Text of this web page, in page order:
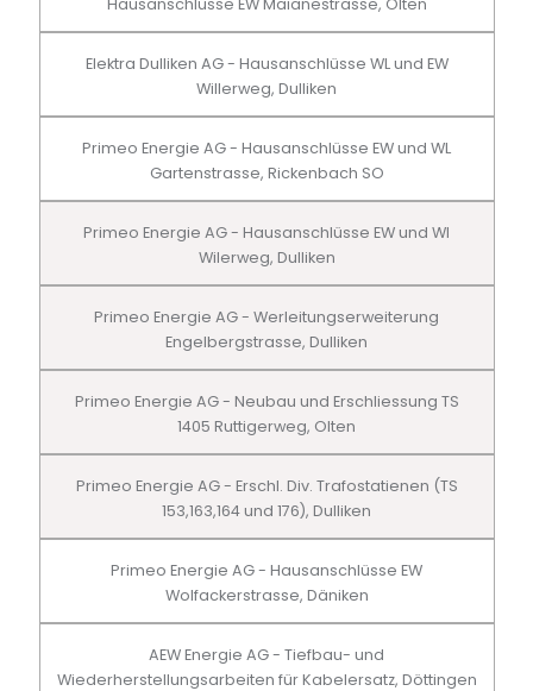
Elektra Dulliken AG - Hausanschlüsse WL und EW
Willerweg, Dulliken
Primeo Energie AG - Hausanschlüsse EW und WL
Gartenstrasse, Rickenbach SO
Primeo Energie AG - Hausanschlüsse EW und Wl
Wilerweg, Dulliken
Primeo Energie AG - Werleitungserweiterung
Engelbergstrasse, Dulliken
Primeo Energie AG - Neubau und Erschliessung TS
1405 Ruttigerweg, Olten
Primeo Energie AG - Erschl. Div. Trafostatienen (TS
153,163,164 und 176), Dulliken
Primeo Energie AG - Hausanschlüsse EW
Wolfackerstrasse, Däniken
AEW Energie AG - Tiefbau- und
Wiederherstellungsarbeiten für Kabelersatz, Döttingen